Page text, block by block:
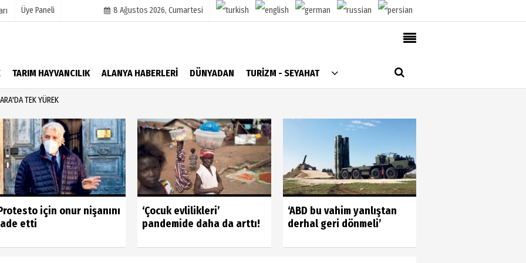
Üye Paneli 8 Ağustos 2026, Cumartesi
TARIM HAYVANCILIK ALANYA HABERLERİ DÜNYADAN TURİZM - SEYAHAT
Köşe Yazarları
Video Galeri
AlanyaTime TV
Moovit
Künye
TEK YÜREK
için onur nişanını
etti
‘Çocuk evlilikleri’
pandemide daha da arttı!
‘ABD bu vahim yanlıştan
derhal geri dönmeli’